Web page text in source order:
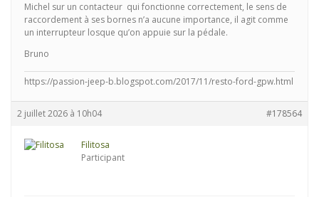
Michel sur un contacteur qui fonctionne correctement, le sens de
raccordement à ses bornes n’a aucune importance, il agit comme
un interrupteur losque qu’on appuie sur la pédale.
Bruno
https://passion-jeep-b.blogspot.com/2017/11/resto-ford-gpw.html
2 juillet 2026 à 10h04 #178564
Filitosa
Participant